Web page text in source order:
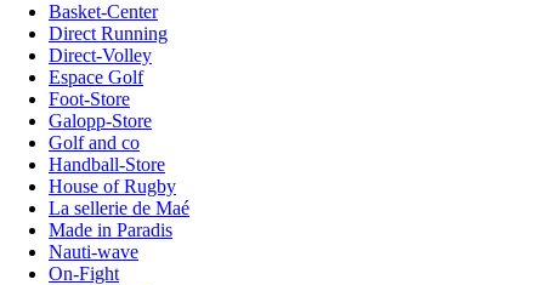
Basket-Center
Direct Running
Direct-Volley
Espace Golf
Foot-Store
Galopp-Store
Golf and co
Handball-Store
House of Rugby
La sellerie de Maé
Made in Paradis
Nauti-wave
On-Fight